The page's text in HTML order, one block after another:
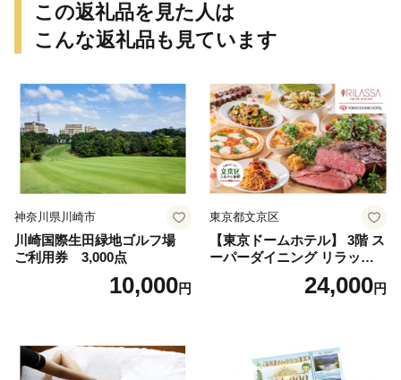
この返礼品を見た人は
こんな返礼品も見ています
神奈川県川崎市
川崎国際生田緑地ゴルフ場
ご利用券 3,000点
10,000円
東京都文京区
【東京ドームホテル】 3階 ス
ーパーダイニング リラッサ
ランチブッフェ お食事券 大
人1名様分 関東 東京 ご利用
24,000円